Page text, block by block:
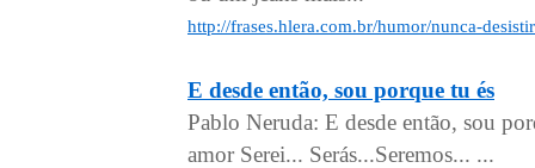
http://frases.hlera.com.br/humor/nunca-
E desde então, sou porque tu és
Pablo Neruda: E desde então, sou
amor Serei... Serás...Seremos... ...